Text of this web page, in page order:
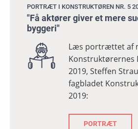
PORTRÆT I KONSTRUKTØREN NR. 5
"Få aktører giver et mere
byggeri"
Læs portrættet af
Konstruktørernes
2019, Steffen
fagbladet
2019:
PORTRÆT